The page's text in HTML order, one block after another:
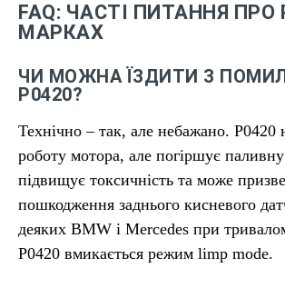
FAQ: ЧАСТІ ПИТАННЯ ПРО
МАРКАХ
ЧИ МОЖНА ЇЗДИТИ З
P0420?
Технічно – так, але небажано. P0420
роботу мотора, але погіршує
підвищує токсичність та може
пошкодження заднього кисневого
деяких BMW і Mercedes при
P0420 вмикається режим limp mode.